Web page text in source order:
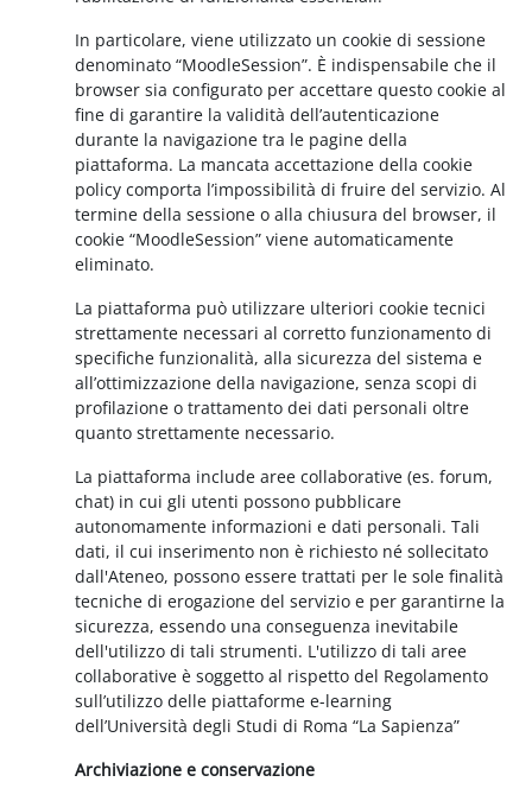
In particolare, viene utilizzato un cookie di sessione
denominato “MoodleSession”. È indispensabile che il
browser sia configurato per accettare questo cookie al
fine di garantire la validità dell’autenticazione
durante la navigazione tra le pagine della
piattaforma. La mancata accettazione della cookie
policy comporta l’impossibilità di fruire del servizio. Al
termine della sessione o alla chiusura del browser, il
cookie “MoodleSession” viene automaticamente
eliminato.
La piattaforma può utilizzare ulteriori cookie tecnici
strettamente necessari al corretto funzionamento di
specifiche funzionalità, alla sicurezza del sistema e
all’ottimizzazione della navigazione, senza scopi di
profilazione o trattamento dei dati personali oltre
quanto strettamente necessario.
La piattaforma include aree collaborative (es. forum,
chat) in cui gli utenti possono pubblicare
autonomamente informazioni e dati personali. Tali
dati, il cui inserimento non è richiesto né sollecitato
dall'Ateneo, possono essere trattati per le sole finalità
tecniche di erogazione del servizio e per garantirne la
sicurezza, essendo una conseguenza inevitabile
dell'utilizzo di tali strumenti. L'utilizzo di tali aree
collaborative è soggetto al rispetto del Regolamento
sull’utilizzo delle piattaforme e-learning
dell’Università degli Studi di Roma “La Sapienza”
Archiviazione e conservazione